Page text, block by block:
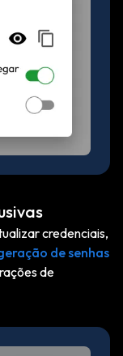
credenciais,
de senhas
de